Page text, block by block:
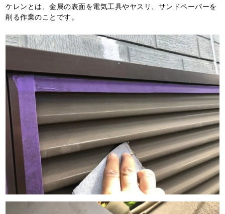
ケレンとは、金属の表面を電気工具やヤスリ、サンドペーパーを
削る作業のことです。